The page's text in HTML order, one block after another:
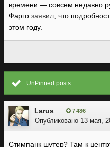
времени — совсем недавно
Фарго заявил , что
этом году.
UnPinned posts
Larus 7 486
Опубликовано 13 мая,
Стимпанк шутер? Там к